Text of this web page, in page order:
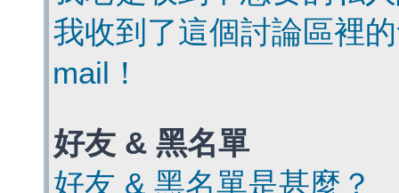
我收到了這個討論區裡
mail！
好友 & 黑名單
好友 & 黑名單是甚麼？